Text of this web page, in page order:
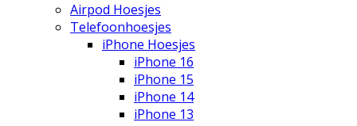
Airpod Hoesjes
Telefoonhoesjes
iPhone Hoesjes
iPhone 16
iPhone 15
iPhone 14
iPhone 13